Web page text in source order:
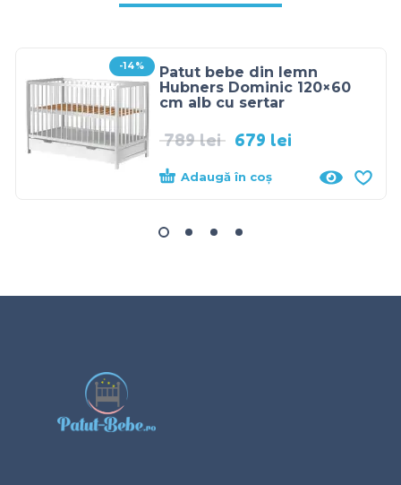
-14%
Patut bebe din lemn
Hubners Dominic 120×60
cm alb cu sertar
789lei 679 lei
Adaugă în coș